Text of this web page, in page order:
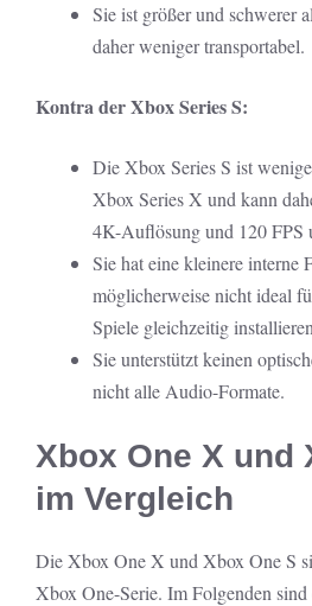
Sie ist größer und schwerer
daher weniger transportabel.
Kontra der Xbox Series S:
Die Xbox Series S ist
Xbox Series X und kann
4K-Auflösung und 120 FPS
Sie hat eine kleinere interne
möglicherweise nicht ideal
Spiele gleichzeitig
Sie unterstützt keinen
nicht alle Audio-Formate.
Xbox One X und
im Vergleich
Die Xbox One X und Xbox One S
Xbox One-Serie. Im Folgenden